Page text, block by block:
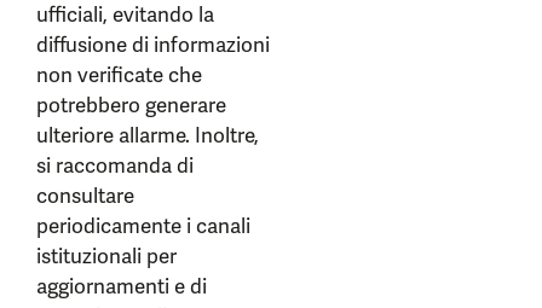
ufficiali, evitando la
diffusione di informazioni
non verificate che
potrebbero generare
ulteriore allarme. Inoltre,
si raccomanda di
consultare
periodicamente i canali
istituzionali per
aggiornamenti e di